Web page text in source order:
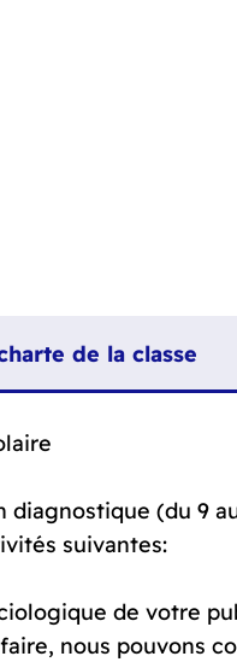
de la classe
(du 9
suivantes:
de votre
nous pouvons